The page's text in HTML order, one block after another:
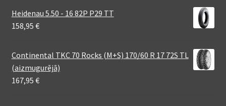
Heidenau 5.50 - 16 82P P29 TT
158,95 €
Continental TKC 70 Rocks (M+S) 170/60 R 17 72S TL
(aizmugurējā)
167,95 €